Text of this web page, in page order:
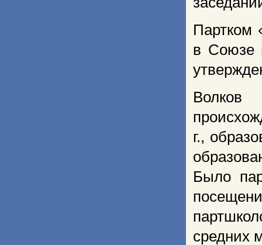
Партком
в Союзе
Волков
г.,
Было
средних